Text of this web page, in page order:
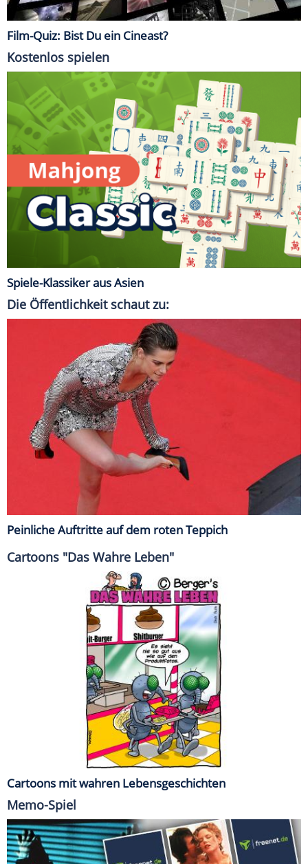
Film-Quiz: Bist Du ein Cineast?
Kostenlos spielen
Spiele-Klassiker aus Asien
Die Öffentlichkeit schaut zu:
Peinliche Auftritte auf dem roten Teppich
Cartoons "Das Wahre Leben"
Cartoons mit wahren Lebensgeschichten
Memo-Spiel